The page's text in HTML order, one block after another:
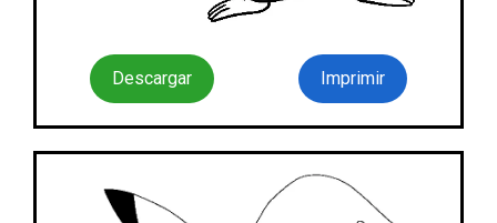
Descargar Imprimir